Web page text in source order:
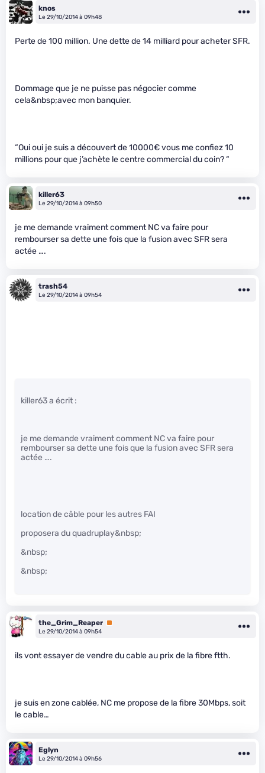
knos
Le 29/10/2014 à 09h48
Perte de 100 million. Une dette de 14 milliard pour acheter SFR.
Dommage que je ne puisse pas négocier comme
cela&nbsp;avec mon banquier.
“Oui oui je suis a découvert de 10000€ vous me confiez 10
millions pour que j’achète le centre commercial du coin? “
killer63
Le 29/10/2014 à 09h50
je me demande vraiment comment NC va faire pour
rembourser sa dette une fois que la fusion avec SFR sera
actée ….
trash54
Le 29/10/2014 à 09h54
killer63 a écrit :
je me demande vraiment comment NC va faire pour
rembourser sa dette une fois que la fusion avec SFR sera
actée ….
location de câble pour les autres FAI
proposera du quadruplay&nbsp;
&nbsp;
&nbsp;
the_Grim_Reaper Premium
Le 29/10/2014 à 09h54
ils vont essayer de vendre du cable au prix de la fibre ftth.
je suis en zone cablée, NC me propose de la fibre 30Mbps, soit
le cable…
Eglyn
Le 29/10/2014 à 09h56